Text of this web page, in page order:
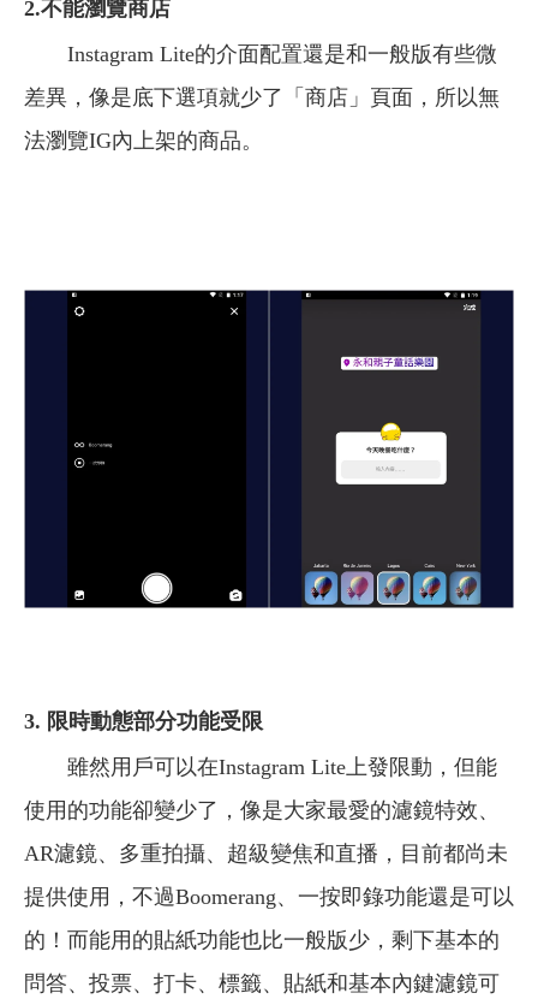
2.不能瀏覽商店
Instagram Lite的介面配置還是和一般版有些微
差異，像是底下選項就少了「商店」頁面，所以無
法瀏覽IG內上架的商品。
3. 限時動態部分功能受限
雖然用戶可以在Instagram Lite上發限動，但能
使用的功能卻變少了，像是大家最愛的濾鏡特效、
AR濾鏡、多重拍攝、超級變焦和直播，目前都尚未
提供使用，不過Boomerang、一按即錄功能還是可以
的！而能用的貼紙功能也比一般版少，剩下基本的
問答、投票、打卡、標籤、貼紙和基本內鍵濾鏡可